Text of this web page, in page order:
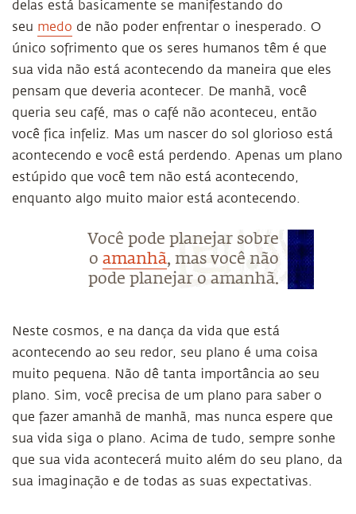
delas está basicamente se manifestando do
seu medo de não poder enfrentar o inesperado. O
único sofrimento que os seres humanos têm é que
sua vida não está acontecendo da maneira que eles
pensam que deveria acontecer. De manhã, você
queria seu café, mas o café não aconteceu, então
você fica infeliz. Mas um nascer do sol glorioso está
acontecendo e você está perdendo. Apenas um plano
estúpido que você tem não está acontecendo,
enquanto algo muito maior está acontecendo.
Você pode planejar sobre
o amanhã, mas você não
pode planejar o amanhã.
Neste cosmos, e na dança da vida que está
acontecendo ao seu redor, seu plano é uma coisa
muito pequena. Não dê tanta importância ao seu
plano. Sim, você precisa de um plano para saber o
que fazer amanhã de manhã, mas nunca espere que
sua vida siga o plano. Acima de tudo, sempre sonhe
que sua vida acontecerá muito além do seu plano, da
sua imaginação e de todas as suas expectativas.